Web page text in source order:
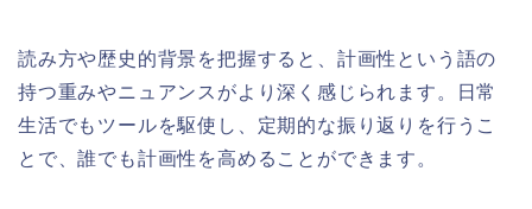
読み方や歴史的背景を把握すると、計画性という語の
持つ重みやニュアンスがより深く感じられます。日常
生活でもツールを駆使し、定期的な振り返りを行うこ
とで、誰でも計画性を高めることができます。